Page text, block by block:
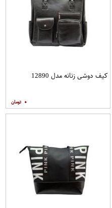
کیف دوشی زنانه مدل 12890
۰